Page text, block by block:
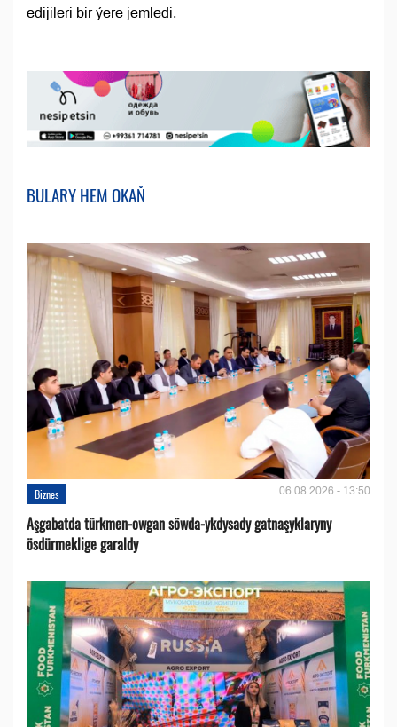
edijileri bir ýere jemledi.
BULARY HEM OKAŇ
Biznes 06.08.2026 - 13:50
Aşgabatda türkmen-owgan söwda-ykdysady gatnaşyklaryny
ösdürmeklige garaldy